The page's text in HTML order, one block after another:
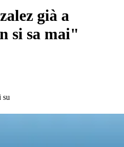
già a
si sa mai"
su